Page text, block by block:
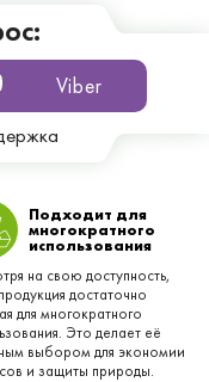
Viber
Подходит для
многократного
использования
на свою доступность,
достаточно
для многократного
Это делает её
выбором для экономии
и защиты природы.